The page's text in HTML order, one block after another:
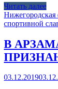
Читать далее
Нижегородская
спортивной
В
03.12.2019